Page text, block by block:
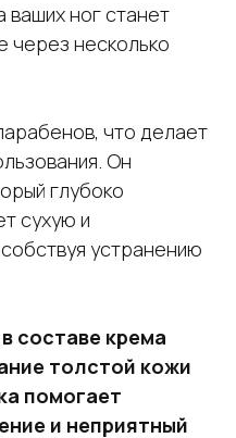
ваших ног станет
через несколько
что делает
Он
глубоко
сухую и
устранению
составе крема
толстой кожи
помогает
и неприятный